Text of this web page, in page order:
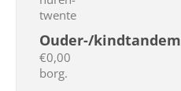
Ouder-/kindtandem
€0,00
borg.